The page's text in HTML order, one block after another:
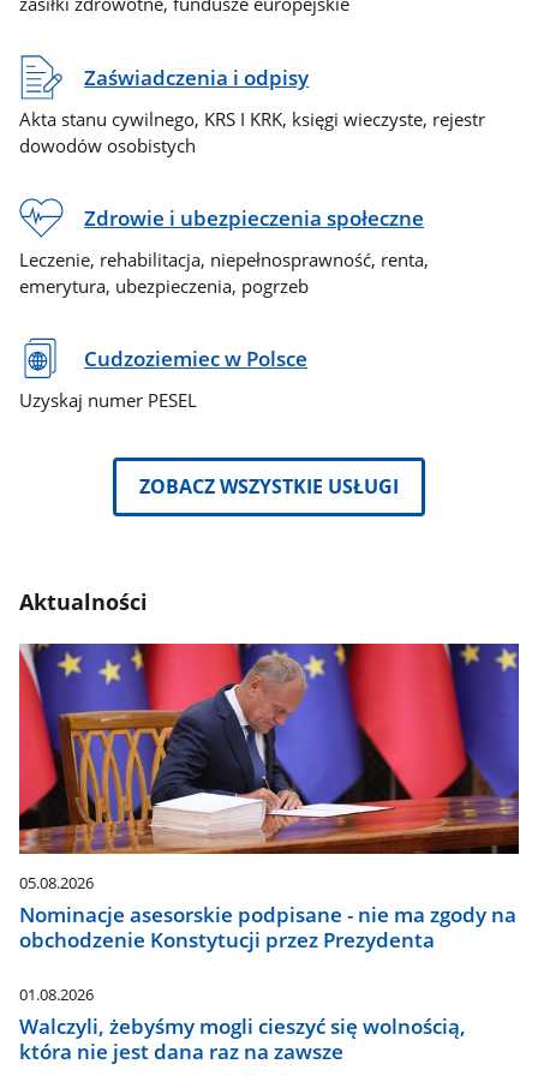
Zaświadczenia i odpisy
Akta stanu cywilnego, KRS I KRK, księgi wieczyste, rejestr
dowodów osobistych
Zdrowie i ubezpieczenia społeczne
Leczenie, rehabilitacja, niepełnosprawność, renta,
emerytura, ubezpieczenia, pogrzeb
Cudzoziemiec w Polsce
Uzyskaj numer PESEL
ZOBACZ WSZYSTKIE USŁUGI
Aktualności
05.08.2026
Nominacje asesorskie podpisane - nie ma zgody na
obchodzenie Konstytucji przez Prezydenta
01.08.2026
Walczyli, żebyśmy mogli cieszyć się wolnością,
która nie jest dana raz na zawsze